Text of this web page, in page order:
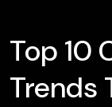
Top 10
Trends